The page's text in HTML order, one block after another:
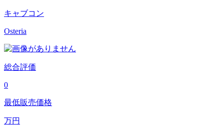
キャブコン
Osteria
総合評価
0
最低販売価格
万円